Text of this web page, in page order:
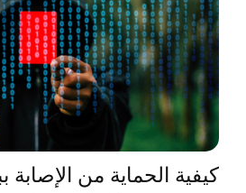
كيفية الحماية من